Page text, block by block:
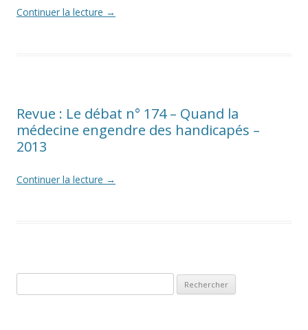
Continuer la lecture →
Revue : Le débat n° 174 – Quand la
médecine engendre des handicapés –
2013
Continuer la lecture →